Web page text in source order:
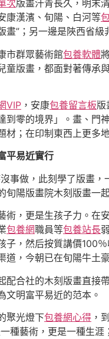
次版畫汗青長久，明末
康漢濱、旬陽、白河等
畫”；另一邊是陜西省級
市群眾藝術館包養軟體
童版畫，都面對著傳承
VIP ，安康包養留言板版
到零的境界」。畫、門
材；在印制東西上更多
平易近實行
事做，此刻學了版畫
旬陽版畫院木刻版畫一
術，更是生孩子力。在
包養網職員等包養站長
子，然后按質講價100
道，今朝已在旬陽牛土
配合社的木刻版畫直接
文明富平易近的范本。
聚光燈下包養網心得 ，
種藝術，更是一種生